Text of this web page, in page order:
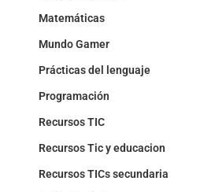
Matemáticas
Mundo Gamer
Prácticas del lenguaje
Programación
Recursos TIC
Recursos Tic y educacion
Recursos TICs secundaria